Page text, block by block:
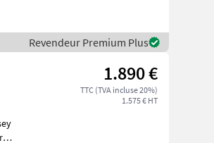
Revendeur Premium Plus
1.890 €
TTC (TVA incluse 20%)
1.575 € HT